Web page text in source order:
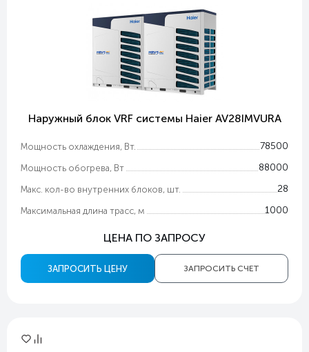
Наружный блок VRF системы Haier AV28IMVURA
Мощность охлаждения, Вт. 78500
Мощность обогрева, Вт 88000
Макс. кол-во внутренних блоков, шт. 28
Максимальная длина трасс, м 1000
ЦЕНА ПО ЗАПРОСУ
ЗАПРОСИТЬ СЧЕТ
ЗАПРОСИТЬ ЦЕНУ